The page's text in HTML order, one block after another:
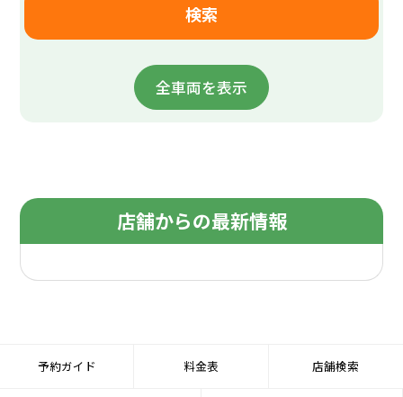
全車両を表示
店舗からの最新情報
予約ガイド 料金表 店舗検索